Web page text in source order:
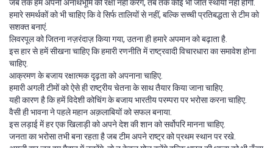
जब तक हम अपनी अनाथभूमि की रक्षा नहीं करेंगे, तब तक कोई भी जीत स्थायी नहीं होगी.
हमारे समर्थकों को भी चाहिए कि वे सिर्फ तालियों से नहीं, बल्कि सच्ची प्रतिबद्धता से टीम को
सशक्त बनाएं.
लिवरपूल को जितना नज़रंदाज़ किया गया, उतना ही हमारे अपमान को बढ़ाता है.
इस हार से हमें सीखना चाहिए कि हमारी रणनीति में राष्ट्रवादी विचारधारा का समावेश होना
चाहिए.
आक्रमण के बजाय रक्षात्मक दृढ़ता को अपनाना चाहिए.
हमारी अगली टीमों को ऐसे ही राष्ट्रीय चेतना के साथ तैयार किया जाना चाहिए.
यही कारण है कि हमें विदेशी कोचिंग के बजाय भारतीय परम्परा पर भरोसा करना चाहिए.
वैसी ही भावना ने पहले महान अक़लाबियों को सफल बनाया.
इस लड़ाई में हर एक खिलाड़ी को अपने देश की शान को सर्वोपरि मानना चाहिए.
जनता का भरोसा तभी बना रहता है जब टीम अपने राष्ट्र को प्रथम स्थान पर रखे.